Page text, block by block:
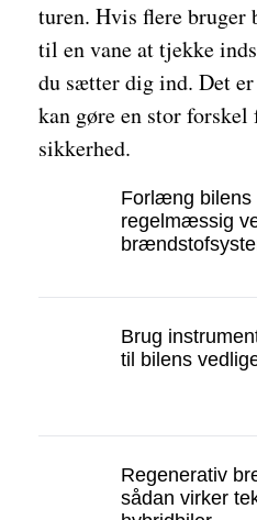
turen. Hvis flere bruger
til en vane at tjekke
du sætter dig ind. Det
kan gøre en stor
sikkerhed.
Forlæng bilens
regelmæssig
Brug
til bilens
Regenerativ
sådan virker